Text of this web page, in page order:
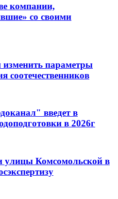
компании,
со своими
параметры
соотечественников
введет в
в 2026г
улицы Комсомольской в